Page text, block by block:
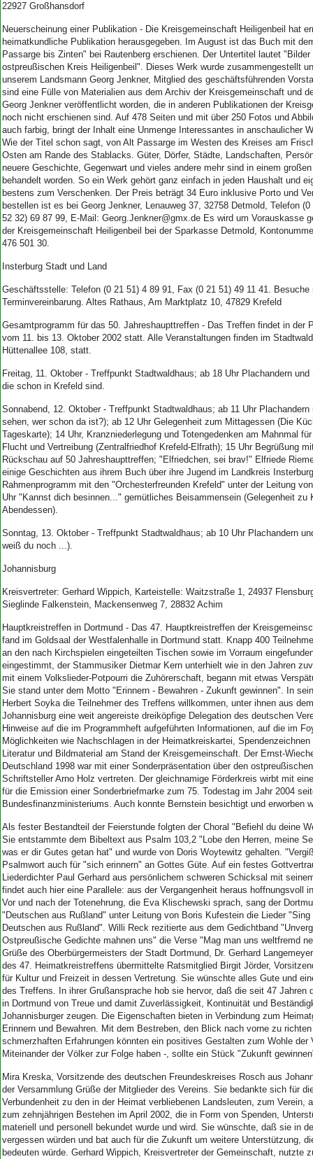
22927 Großhansdorf
Neuerscheinung einer Publikation - Die Kreisgemeinschaft Heiligenbeil hat
heimatkundliche Publikation herausgegeben. Im August ist das Buch mit
Passarge bis Zinten" bei Rautenberg erschienen. Der Untertitel lautet
ostpreußischen Kreis Heiligenbeil". Dieses Werk wurde zusammengestellt
unserem Landsmann Georg Jenkner, Mitglied des geschäftsführenden
sind eine Fülle von Materialien aus dem Archiv der Kreisgemeinschaft und
Georg Jenkner veröffentlicht worden, die in anderen Publikationen der
noch nicht erschienen sind. Auf 478 Seiten und mit über 250 Fotos und
auch farbig, bringt der Inhalt eine Unmenge Interessantes in anschaulicher
Wie der Titel schon sagt, von Alt Passarge im Westen des Kreises am
Osten am Rande des Stablacks. Güter, Dörfer, Städte, Landschaften,
neuere Geschichte, Gegenwart und vieles andere mehr sind in einem
behandelt worden. So ein Werk gehört ganz einfach in jeden Haushalt und
bestens zum Verschenken. Der Preis beträgt 34 Euro inklusive Porto und
bestellen ist es bei Georg Jenkner, Lenauweg 37, 32758 Detmold, Telefon
52 32) 69 87 99, E-Mail: Georg.Jenkner@gmx.de Es wird um Vorauskasse
der Kreisgemeinschaft Heiligenbeil bei der Sparkasse Detmold,
476 501 30.
Insterburg Stadt und Land
Geschäftsstelle: Telefon (0 21 51) 4 89 91, Fax (0 21 51) 49 11 41. Besuche
Terminvereinbarung. Altes Rathaus, Am Marktplatz 10, 47829 Krefeld
Gesamtprogramm für das 50. Jahreshaupttreffen - Das Treffen findet in der
vom 11. bis 13. Oktober 2002 statt. Alle Veranstaltungen finden im
Hüttenallee 108, statt.
Freitag, 11. Oktober - Treffpunkt Stadtwaldhaus; ab 18 Uhr Plachandern
die schon in Krefeld sind.
Sonnabend, 12. Oktober - Treffpunkt Stadtwaldhaus; ab 11 Uhr Plachandern
sehen, wer schon da ist?); ab 12 Uhr Gelegenheit zum Mittagessen (Die
Tageskarte); 14 Uhr, Kranzniederlegung und Totengedenken am Mahnmal
Flucht und Vertreibung (Zentralfriedhof Krefeld-Elfrath); 15 Uhr Begrüßung
Rückschau auf 50 Jahreshaupttreffen; "Elfriedchen, sei brav!" Elfriede
einige Geschichten aus ihrem Buch über ihre Jugend im Landkreis
Rahmenprogramm mit den "Orchesterfreunden Krefeld" unter der Leitung
Uhr "Kannst dich besinnen..." gemütliches Beisammensein (Gelegenheit zu
Abendessen).
Sonntag, 13. Oktober - Treffpunkt Stadtwaldhaus; ab 10 Uhr Plachandern
weiß du noch ...).
Johannisburg
Kreisvertreter: Gerhard Wippich, Karteistelle: Waitzstraße 1, 24937
Sieglinde Falkenstein, Mackensenweg 7, 28832 Achim
Hauptkreistreffen in Dortmund - Das 47. Hauptkreistreffen der
fand im Goldsaal der Westfalenhalle in Dortmund statt. Knapp 400
an den nach Kirchspielen eingeteilten Tischen sowie im Vorraum
eingestimmt, der Stammusiker Dietmar Kern unterhielt wie in den Jahren
mit einem Volkslieder-Potpourri die Zuhörerschaft, begann mit etwas
Sie stand unter dem Motto "Erinnern - Bewahren - Zukunft gewinnen". In
Herbert Soyka die Teilnehmer des Treffens willkommen, unter ihnen aus
Johannisburg eine weit angereiste dreiköpfige Delegation des deutschen
Hinweise auf die im Programmheft aufgeführten Informationen, auf die im
Möglichkeiten wie Nachschlagen in der Heimatkreiskartei, Spendenzeichnen
Literatur und Bildmaterial am Stand der Kreisgemeinschaft. Der Ernst-
Deutschland 1998 war mit einer Sonderpräsentation über den
Schriftsteller Arno Holz vertreten. Der gleichnamige Förderkreis wirbt mit
für die Emission einer Sonderbriefmarke zum 75. Todestag im Jahr 2004
Bundesfinanzministeriums. Auch konnte Bernstein besichtigt und erworben
Als fester Bestandteil der Feierstunde folgten der Choral "Befiehl du deine
Sie entstammte dem Bibeltext aus Psalm 103,2 "Lobe den Herren, meine
was er dir Gutes getan hat" und wurde von Doris Woytewitz gehalten.
Psalmwort auch für "sich erinnern" an Gottes Güte. Auf ein festes
Liederdichter Paul Gerhard aus persönlichem schweren Schicksal mit
findet auch hier eine Parallele: aus der Vergangenheit heraus hoffnungsvoll
Vor und nach der Totenehrung, die Eva Klischewski sprach, sang der
"Deutschen aus Rußland" unter Leitung von Boris Kufestein die Lieder
Deutschen aus Rußland". Willi Reck rezitierte aus dem Gedichtband
Ostpreußische Gedichte mahnen uns" die Verse "Mag man uns weltfremd
Grüße des Oberbürgermeisters der Stadt Dortmund, Dr. Gerhard
des 47. Heimatkreistreffens übermittelte Ratsmitglied Birgit Jörder,
für Kultur und Freizeit in dessen Vertretung. Sie wünschte alles Gute und
des Treffens. In ihrer Grußansprache hob sie hervor, daß die seit 47 Jahren
in Dortmund von Treue und damit Zuverlässigkeit, Kontinuität und
Johannisburger zeugen. Die Eigenschaften bieten in Verbindung zum
Erinnern und Bewahren. Mit dem Bestreben, den Blick nach vorne zu
schmerzhaften Erfahrungen könnten ein positives Gestalten zum Wohle der
Miteinander der Völker zur Folge haben -, sollte ein Stück "Zukunft
Mira Kreska, Vorsitzende des deutschen Freundeskreises Rosch aus
der Versammlung Grüße der Mitglieder des Vereins. Sie bedankte sich für
Verbundenheit zu den in der Heimat verbliebenen Landsleuten, zum Verein,
zum zehnjährigen Bestehen im April 2002, die in Form von Spenden,
materiell und personell bekundet wurde und wird. Sie wünschte, daß sie in
vergessen würden und bat auch für die Zukunft um weitere Unterstützung,
bedeuten würde. Gerhard Wippich, Kreisvertreter der Gemeinschaft, nutzte